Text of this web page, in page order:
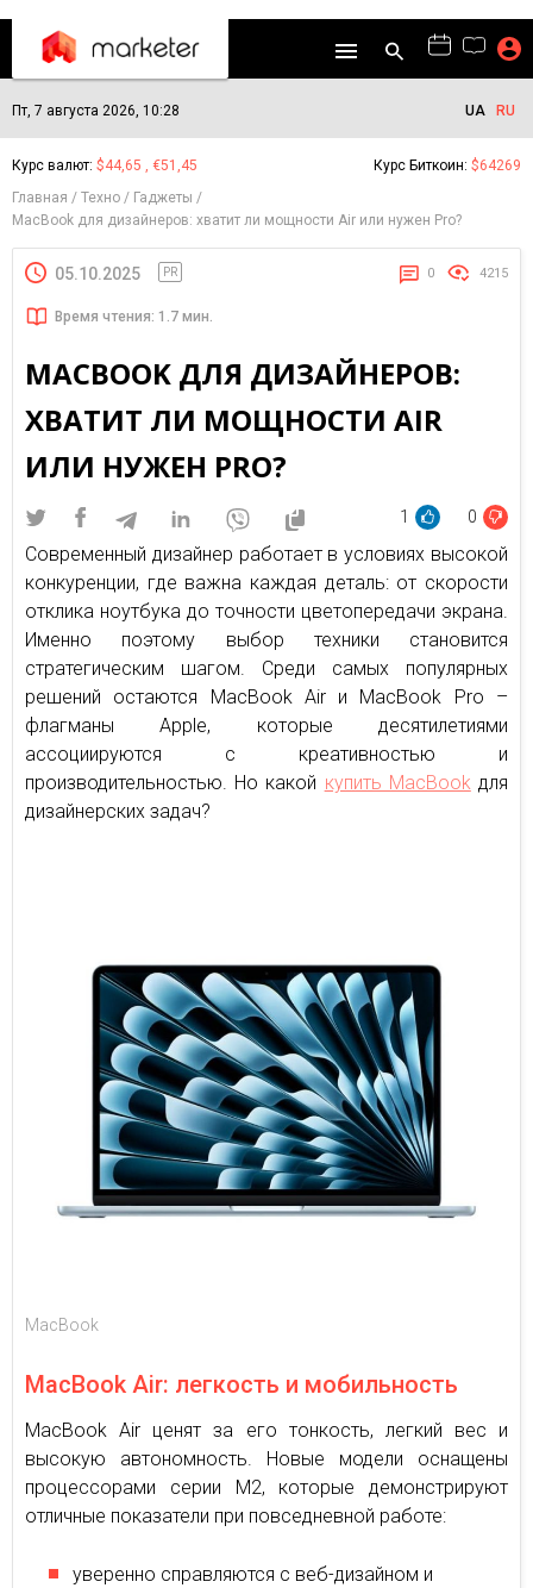
Пт, 7 августа 2026, 10:28 UA RU
Курс валют: $44,65 , €51,45 Курс Биткоин: $64269
Главная
Техно
Гаджеты
MacBook для дизайнеров: хватит ли мощности Air или нужен Pro?
05.10.2025 PR 0 4215
Время чтения: 1.7 мин.
MACBOOK ДЛЯ ДИЗАЙНЕРОВ:
ХВАТИТ ЛИ МОЩНОСТИ AIR
ИЛИ НУЖЕН PRO?
1 0
Современный дизайнер работает в условиях высокой
конкуренции, где важна каждая деталь: от скорости
отклика ноутбука до точности цветопередачи экрана.
Именно поэтому выбор техники становится
стратегическим шагом. Среди самых популярных
решений остаются MacBook Air и MacBook Pro –
флагманы Apple, которые десятилетиями
ассоциируются с креативностью и
производительностью. Но какой купить MacBookдля
дизайнерских задач?
MacBook
MacBook Air: легкость и мобильность
MacBook Air ценят за его тонкость, легкий вес и
высокую автономность. Новые модели оснащены
процессорами серии M2, которые демонстрируют
отличные показатели при повседневной работе:
уверенно справляются с веб-дизайном и